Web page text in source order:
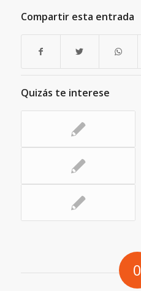
Compartir esta entrada
Quizás te interese
0